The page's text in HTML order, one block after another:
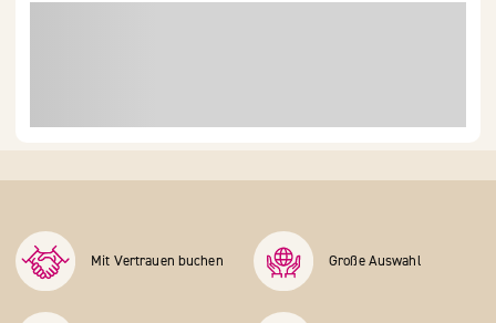
Mit Vertrauen buchen Große Auswahl